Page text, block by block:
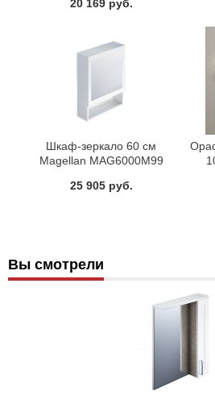
см)
20 169 руб.
Шкаф-зеркало 60 см
Magellan MAG6000M99
25 905 руб.
Вы смотрели